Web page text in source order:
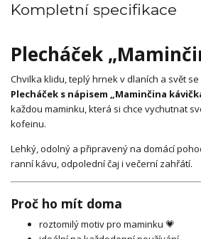
Kompletní specifikace
Plecháček
Chvilka klidu, teplý hrnek v dlaních a svět
Plecháček s nápisem „Maminčina
každou maminku, která si chce vychutnat
kofeinu.
Lehký, odolný a připravený na domácí
ranní kávu, odpolední čaj i večerní zahřátí.
Proč ho mít doma
roztomilý motiv pro maminku 💗